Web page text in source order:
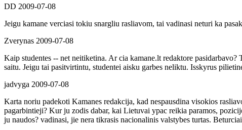
DD 2009-07-08
Jeigu kamane verciasi tokiu snargliu rasliavom, tai vadinasi neturi ka
Zverynas 2009-07-08
Kaip studentes -- net neitiketina. Ar cia kamane.lt redaktore
saitu. Jeigu tai pasitvirtintu, studentei aisku garbes neliktu. Isskyrus
jadvyga 2009-07-08
Karta noriu padekoti Kamanes redakcija, kad nespausdina visokios
pagarbintieji? Kur ju zodis dabar, kai Lietuvai ypac reikia paramos,
ju naudos? vadinasi, jie nera tikrasis nacionalinis valstybes turtas.